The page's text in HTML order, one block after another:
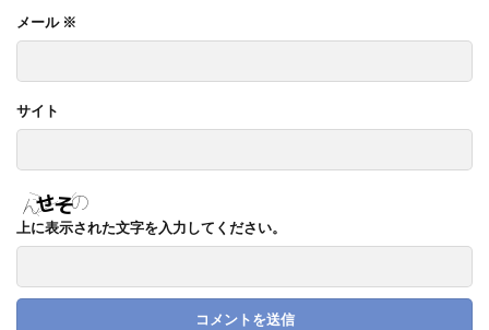
メール ※
サイト
上に表示された文字を入力してください。